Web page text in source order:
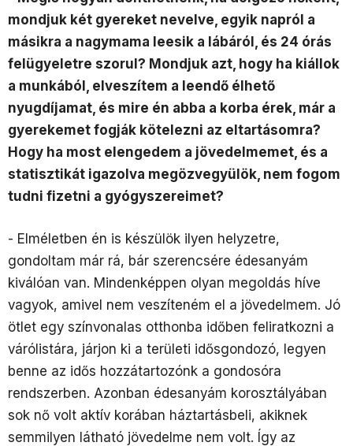
mondjuk két gyereket nevelve, egyik napról a
másikra a nagymama leesik a lábáról, és 24 órás
felügyeletre szorul? Mondjuk azt, hogy ha kiállok
a munkából, elveszítem a leendő élhető
nyugdíjamat, és mire én abba a korba érek, már a
gyerekemet fogják kötelezni az eltartásomra?
Hogy ha most elengedem a jövedelmemet, és a
statisztikát igazolva megözvegyülök, nem fogom
tudni fizetni a gyógyszereimet?
- Elméletben én is készülök ilyen helyzetre,
gondoltam már rá, bár szerencsére édesanyám
kiválóan van. Mindenképpen olyan megoldás híve
vagyok, amivel nem veszíteném el a jövedelmem. Jó
ötlet egy színvonalas otthonba időben feliratkozni a
várólistára, járjon ki a területi idősgondozó, legyen
benne az idős hozzátartozónk a gondosóra
rendszerben. Azonban édesanyám korosztályában
sok nő volt aktív korában háztartásbeli, akiknek
semmilyen látható jövedelme nem volt. Így az